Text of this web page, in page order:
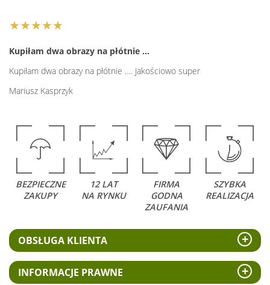
★★★★★
Kupiłam dwa obrazy na płótnie …
Kupiłam dwa obrazy na płótnie …. Jakościowo super
Mariusz Kasprzyk
BEZPIECZNE
ZAKUPY
12 LAT
NA RYNKU
FIRMA
GODNA
ZAUFANIA
SZYBKA
REALIZACJA
OBSŁUGA KLIENTA
INFORMACJE PRAWNE